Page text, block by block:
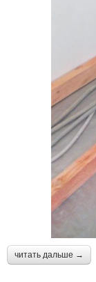
читать дальше →